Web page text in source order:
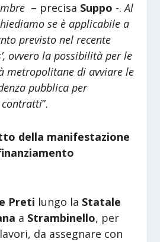
– precisa Suppo -.Al
se è applicabile a
previsto nel recente
ovvero la possibilità per le
metropolitane di avviare le
pubblica per
contratti”.
della manifestazione
Preti lungo la Statale
a Strambinello, per
da assegnare con